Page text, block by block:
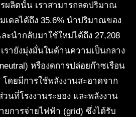
ผลิตนั้น เราสามารถลดปริมาณ
เดลได้ถึง 35.6% นำปริมาณของ
ะนำกลับมาใช้ใหม่ได้ถึง 27,208
รายังมุ่งมั่นในด้านความเป็นกลาง
หรืองดการปล่อยก๊าซเรือน
ดยมีการใช้พลังงานสะอาดจาก
นที่โรงงานระยอง และพลังงาน
ยการจ่ายไฟฟ้า (grid) ซึ่งได้รับ